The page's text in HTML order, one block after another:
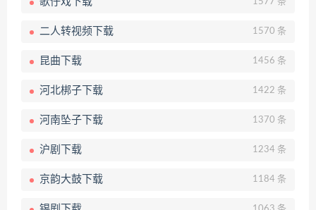
1577 条
二人转视频下载 1570 条
昆曲下载 1456 条
河北梆子下载 1422 条
河南坠子下载 1370 条
沪剧下载 1234 条
京韵大鼓下载 1184 条